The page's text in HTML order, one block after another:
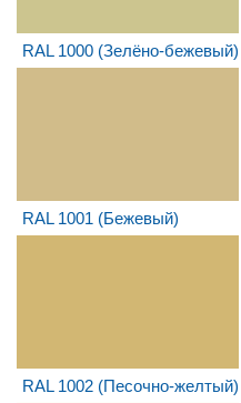
RAL 1000 (Зелёно-бежевый)
RAL 1001 (Бежевый)
RAL 1002 (Песочно-желтый)